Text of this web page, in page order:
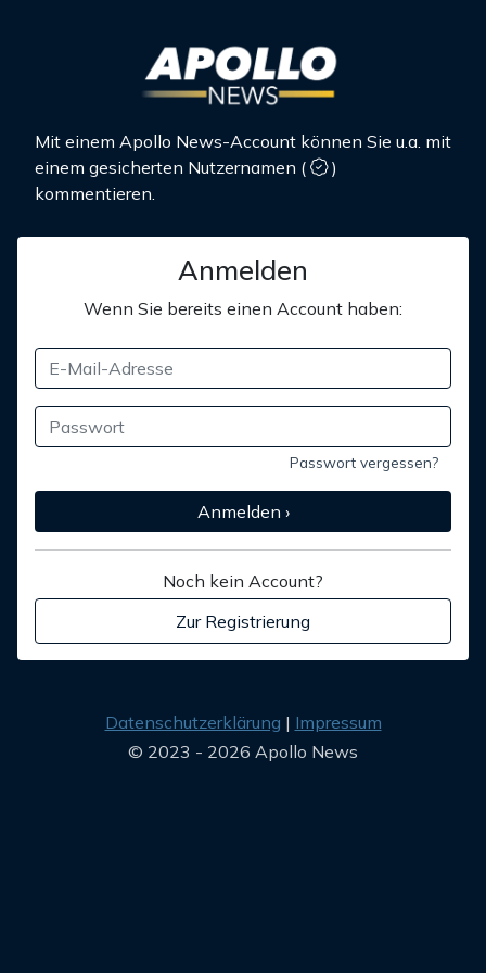
Mit einem Apollo News-Account können Sie u.a. mit
einem gesicherten Nutzernamen (
)
kommentieren.
Anmelden
Wenn Sie bereits einen Account haben:
Passwort vergessen?
Anmelden ›
Noch kein Account?
Zur Registrierung
Datenschutzerklärung
Impressum
© 2023 - 2026 Apollo News